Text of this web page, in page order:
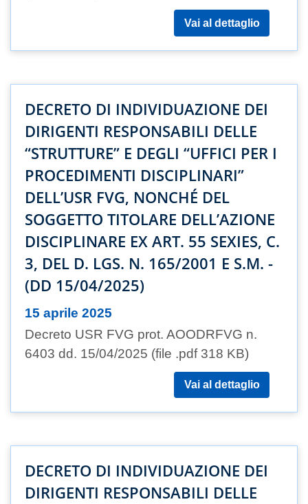
Vai al dettaglio
DECRETO DI INDIVIDUAZIONE DEI
DIRIGENTI RESPONSABILI DELLE
“STRUTTURE” E DEGLI “UFFICI PER I
PROCEDIMENTI DISCIPLINARI”
DELL’USR FVG, NONCHÉ DEL
SOGGETTO TITOLARE DELL’AZIONE
DISCIPLINARE EX ART. 55 SEXIES, C.
3, DEL D. LGS. N. 165/2001 E S.M. -
(DD 15/04/2025)
15 aprile 2025
Decreto USR FVG prot. AOODRFVG n.
6403 dd. 15/04/2025 (file .pdf 318 KB)
Vai al dettaglio
DECRETO DI INDIVIDUAZIONE DEI
DIRIGENTI RESPONSABILI DELLE